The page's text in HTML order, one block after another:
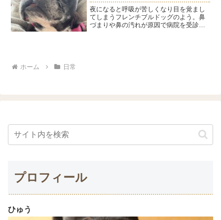
夜になると呼吸が苦しくなり目を覚まし
てしまうフレンチブルドッグのよう。鼻
づまりや鼻の汚れが原因で病院を受診し
ホーム 日常
プロフィール
ひゅう